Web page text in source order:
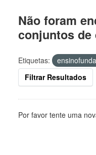
Não foram
conjuntos de
Etiquetas:
Filtrar Resultados
Por favor tente uma